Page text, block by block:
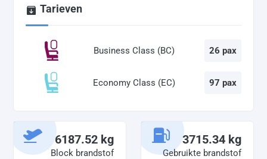
Tarieven
Business Class (BC) 26 pax
Economy Class (EC) 97 pax
6187.52 kg
Block brandstof
3715.34 kg
Gebruikte brandstof